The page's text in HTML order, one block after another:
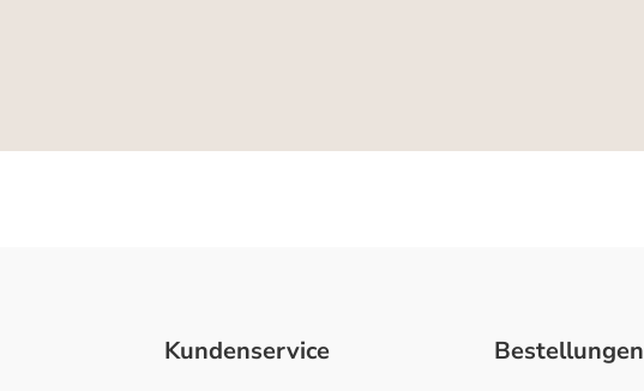
Kundenservice Bestellungen